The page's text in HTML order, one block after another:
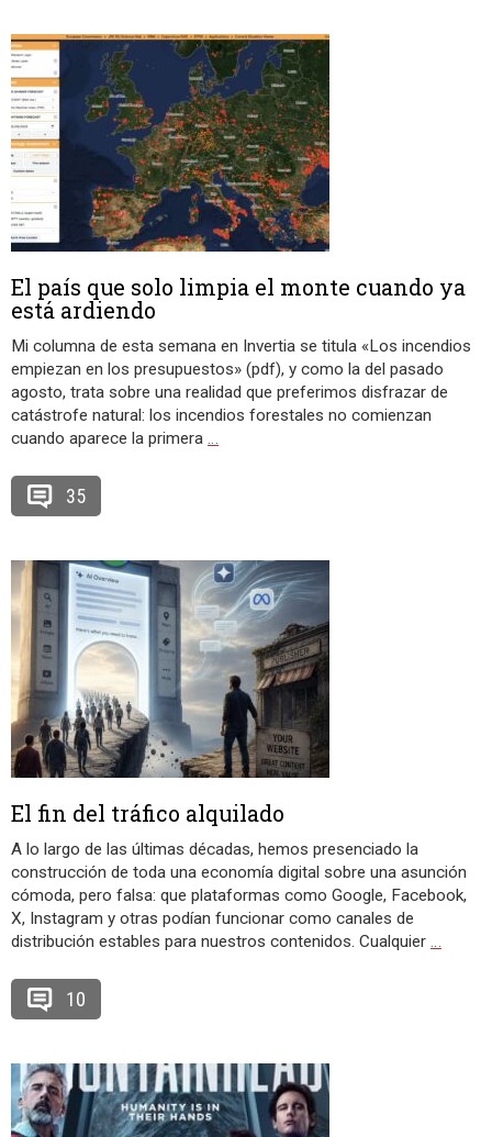
El país que solo limpia el monte cuando ya
está ardiendo
Mi columna de esta semana en Invertia se titula «Los incendios
empiezan en los presupuestos» (pdf), y como la del pasado
agosto, trata sobre una realidad que preferimos disfrazar de
catástrofe natural: los incendios forestales no comienzan
cuando aparece la primera …
35
El fin del tráfico alquilado
A lo largo de las últimas décadas, hemos presenciado la
construcción de toda una economía digital sobre una asunción
cómoda, pero falsa: que plataformas como Google, Facebook,
X, Instagram y otras podían funcionar como canales de
distribución estables para nuestros contenidos. Cualquier …
10